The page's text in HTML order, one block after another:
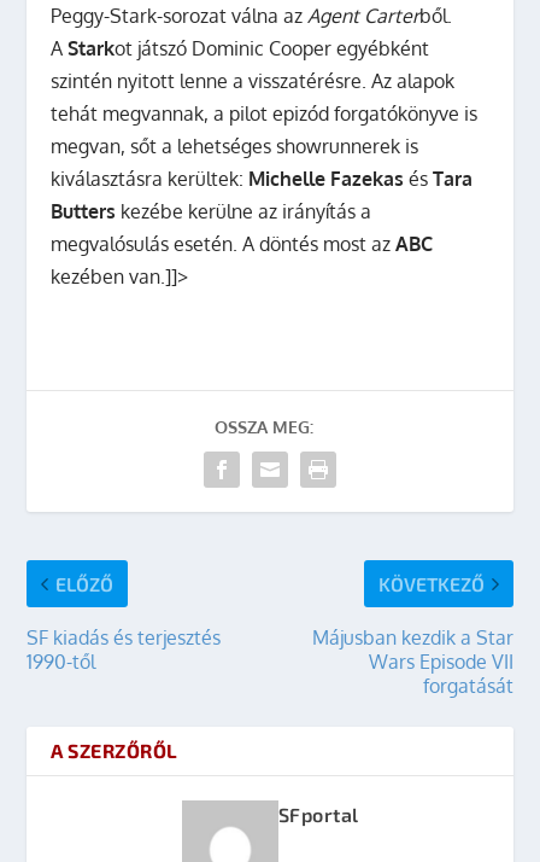
Peggy-Stark-sorozat válna az Agent Carterből.
AStarkot játszó Dominic Cooper egyébként
szintén nyitott lenne a visszatérésre. Az alapok
tehát megvannak, a pilot epizód forgatókönyve is
megvan, sőt a lehetséges showrunnerek is
kiválasztásra kerültek: Michelle Fazekas ésTara
Butters kezébe kerülne az irányítás a
megvalósulás esetén. A döntés most azABC
kezében van.]]>
OSSZA MEG:
ELŐZŐ
SF kiadás és terjesztés
1990-től
KÖVETKEZŐ
Májusban kezdik a Star
Wars Episode VII
forgatását
A SZERZŐRŐL
SFportal